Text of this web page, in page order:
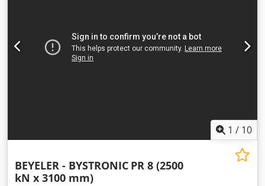
1 / 10
BEYELER - BYSTRONIC PR 8 (2500
kN x 3100 mm)